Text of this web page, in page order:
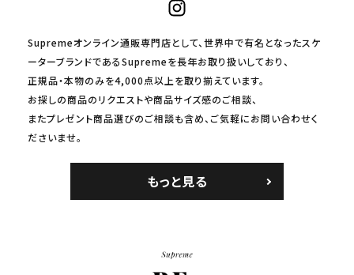
Supremeオンライン通販専門店として、世界中で有名となったスケ
ーターブランドであるSupremeを長年お取り扱いしており、
正規品・本物のみを4,000点以上を取り揃えています。
お探しの商品のリクエストや商品サイズ感のご相談、
またプレゼント商品選びのご相談も含め、ご気軽にお問い合わせく
ださいませ。
もっと見る